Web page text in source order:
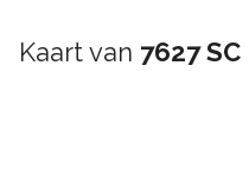
Kaart van 7627 SC